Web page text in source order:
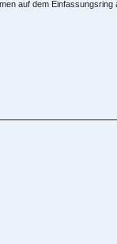
auf dem Einfassungsring